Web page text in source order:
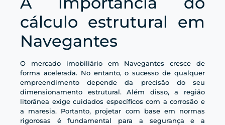
cálculo estrutural em
Navegantes
O mercado imobiliário em Navegantes cresce de
forma acelerada. No entanto, o sucesso de qualquer
empreendimento depende da precisão do seu
dimensionamento estrutural. Além disso, a região
litorânea exige cuidados específicos com a corrosão e
a maresia. Portanto, projetar com base em normas
rigorosas é fundamental para a segurança e a